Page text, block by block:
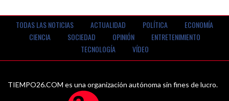
TODAS LAS NOTICIAS ACTUALIDAD POLÍTICA
ECONOMÍA
CIENCIA
SOCIEDAD OPINIÓN
ENTRETENIMIENTO
TECNOLOGÍA
VÍDEO
TIEMPO26.COM es una organización autónoma sin fines de lucro.